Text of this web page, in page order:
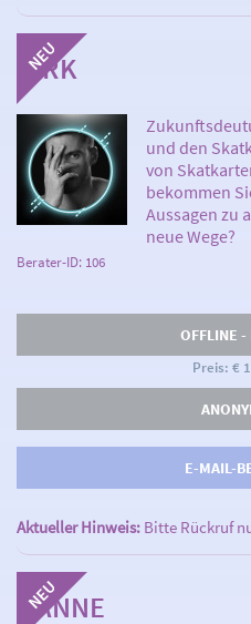
DIRK
und den
von
bekommen
Aussagen zu
neue Wege?
Berater-ID: 106
OFFLINE -
Preis: €
E-MAIL-
Aktueller Hinweis: Bitte Rückruf
HANNE